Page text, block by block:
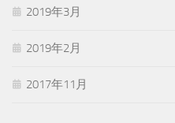
2019年3月
2019年2月
2017年11月